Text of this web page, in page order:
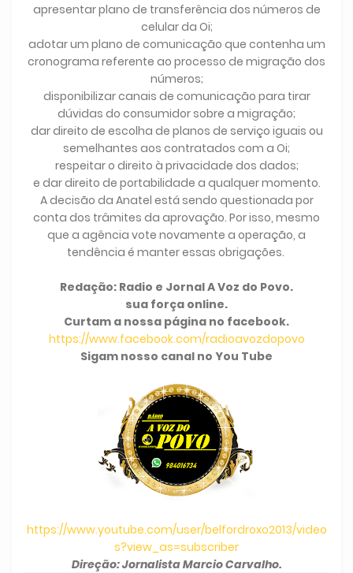
apresentar plano de transferência dos números de
celular da Oi;
adotar um plano de comunicação que contenha um
cronograma referente ao processo de migração dos
números;
disponibilizar canais de comunicação para tirar
dúvidas do consumidor sobre a migração;
dar direito de escolha de planos de serviço iguais ou
semelhantes aos contratados com a Oi;
respeitar o direito à privacidade dos dados;
e dar direito de portabilidade a qualquer momento.
A decisão da Anatel está sendo questionada por
conta dos trâmites da aprovação. Por isso, mesmo
que a agência vote novamente a operação, a
tendência é manter essas obrigações.
Redação: Radio e Jornal A Voz do Povo.
sua força online.
Curtam a nossa página no facebook.
https://www.facebook.com/radioavozdopovo
Sigam nosso canal no You Tube
https://www.youtube.com/user/belfordroxo2013/video
s?view_as=subscriber
Direção: Jornalista Marcio Carvalho.